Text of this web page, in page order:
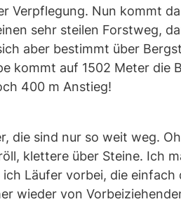
Verpflegung. Nun kommt
sehr steilen Forstweg,
aber bestimmt über
kommt auf 1502 Meter die
400 m Anstieg!
die sind nur so weit weg.
klettere über Steine. Ich
Läufer vorbei, die
wieder von